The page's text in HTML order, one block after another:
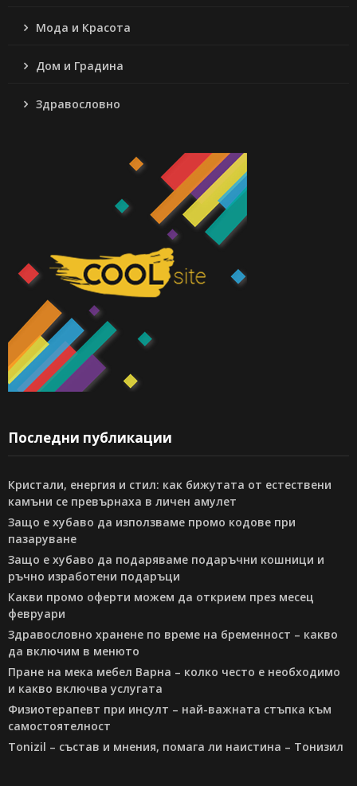
Мода и Красота
Дом и Градина
Здравословно
Последни публикации
Кристали, енергия и стил: как бижутата от естествени
камъни се превърнаха в личен амулет
Защо е хубаво да използваме промо кодове при
пазаруване
Защо е хубаво да подаряваме подаръчни кошници и
ръчно изработени подаръци
Какви промо оферти можем да открием през месец
февруари
Здравословно хранене по време на бременност – какво
да включим в менюто
Пране на мека мебел Варна – колко често е необходимо
и какво включва услугата
Физиотерапевт при инсулт – най-важната стъпка към
самостоятелност
Tonizil – състав и мнения, помага ли наистина – Тонизил